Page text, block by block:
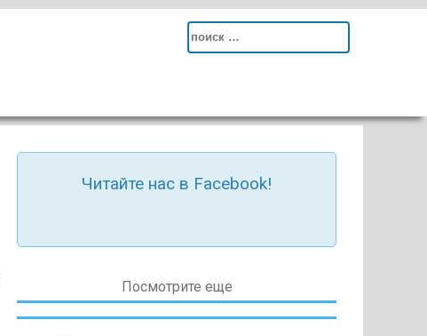
Search
Читайте нас в Facebook!
Посмотрите еще